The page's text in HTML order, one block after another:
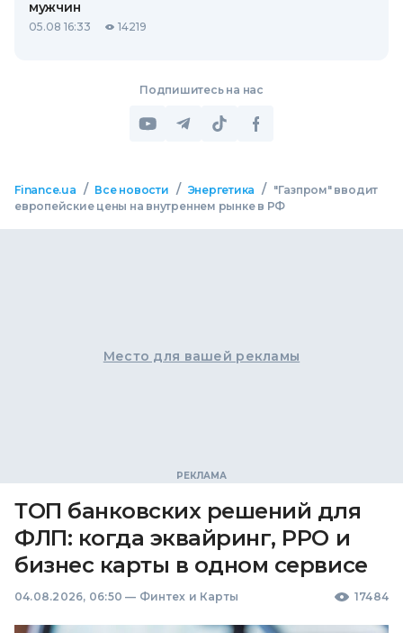
мужчин
05.08 16:33 14219
Подпишитесь на нас
Finance.ua / Все новости / Энергетика /
"Газпром" вводит
европейские цены на внутреннем рынке в РФ
Место для вашей рекламы
ТОП банковских решений для
ФЛП: когда эквайринг, РРО и
бизнес карты в одном сервисе
04.08.2026, 06:50 — Финтех и Карты 17484